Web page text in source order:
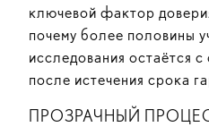
ключевой фактор
почему более половины
исследования остаётся
после истечения срока
ПРОЗРАЧНЫЙ